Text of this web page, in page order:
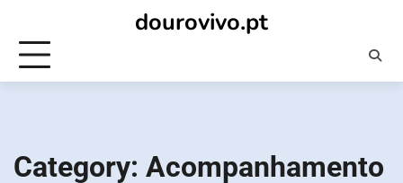
content
dourovivo.pt
Category: Acompanhamento